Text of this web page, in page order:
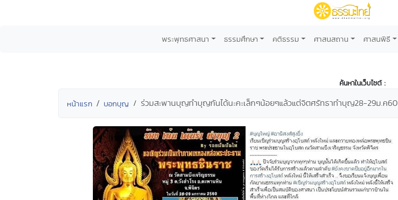
พระพุทธศาสนา ธรรมศึกษา คติธรรม ศาสนสถาน ศาสนพิธี
ค้นหาในเว็บไซต์ :
หน้าแรก บอกบุญ ร่วมสะพานบุญทำบุญกันได้นะคะเล็กๆน้อยๆแล้วแต่จิตศรัทธาทำบุญ28-29ม.ค60